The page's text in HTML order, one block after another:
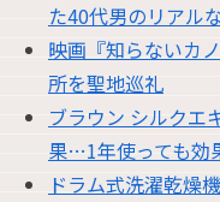
た40代男のリアル
映画『知らないカ
所を聖地巡礼
ブラウン シルクエ
果…1年使っても効
ドラム式洗濯乾燥